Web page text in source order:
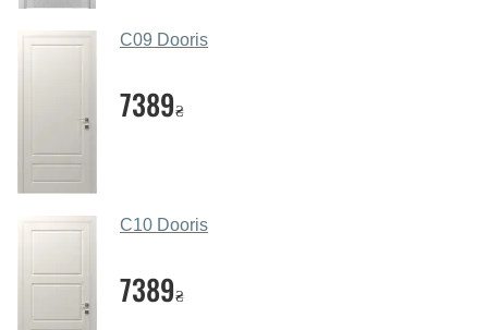
салоні-магазині.
ваших міжкімнатних дверей?
Каркас полотна міжкімнатних дверей виготовляється з
євробрусу (власного сушіння), що покривається МДФ
накладками товщиною 20 мм. Завдяки такій товщині
МДФ, вся конструкція виходить дуже міцною та
Які дверні полотна порадите?
Наші рекомендації залежать від необхідних
C09 Dooris
7389₴
C10 Dooris
7389₴